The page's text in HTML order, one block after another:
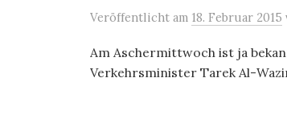
Veröffentlicht am 18. Februar 2015
Am Aschermittwoch ist ja
Verkehrsminister Tarek Al-